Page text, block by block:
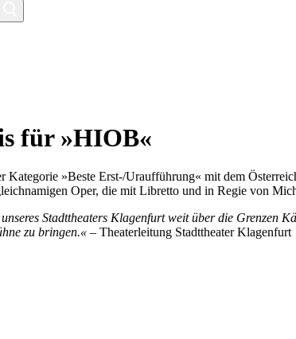
für »HIOB«
Kategorie »Beste Erst-/Uraufführung« mit dem
Oper, die mit Libretto und in Regie von
Stadttheaters Klagenfurt weit über die Grenzen
zu bringen.« – Theaterleitung Stadttheater Klagenfurt